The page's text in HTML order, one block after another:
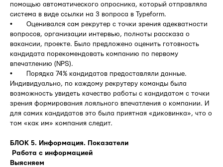
помощью автоматического опросника, который отправляла
система в виде ссылки на 3 вопроса в Typeform.
• Оценивался сам рекрутер с точки зрения адекватности
вопросов, организации интервью, полноты рассказа о
вакансии, проекте. Было предложено оценить готовность
кандидата порекомендовать компанию по первому
впечатлению (NPS).
• Порядка 74% кандидатов предоставляли данные.
Индивидуально, по каждому рекрутеру команды была
возможность увидеть качество работы с кандидатом с точки
зрения формирования лояльного впечатления о компании. И
для самих кандидатов это была приятная «диковинка», что о
том «как им» компания следит.
БЛОК 5. Информация. Показатели
Работа с информацией
Выясняем